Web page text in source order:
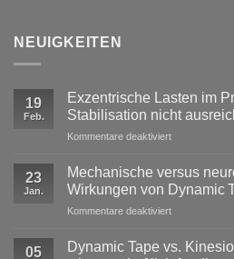
NEUIGKEITEN
19
Feb.
Exzentrische Lasten im
Stabilisation nicht
Kommentare deaktiviertfür
im
Profisport
–
reine
23
Jan.
Mechanische versus
Wirkungen von Dynamic
Kommentare deaktiviertfür
versus
05
Dynamic Tape vs.